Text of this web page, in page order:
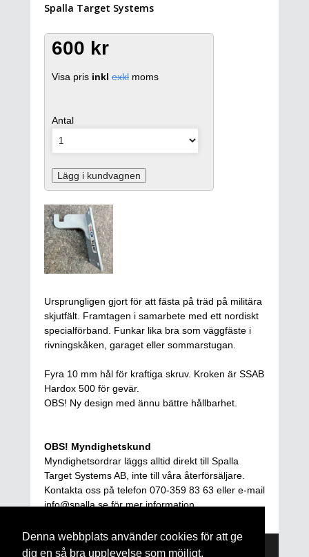
Denna webbplats använder cookies för att ge
dig en så bra upplevelse som möjligt.
Spalla Target Systems
600 kr
Visa pris inkl exkl moms
Antal
Lägg i kundvagnen
Ursprungligen gjort för att fästa på träd på militära
skjutfält. Framtagen i samarbete med ett nordiskt
specialförband. Funkar lika bra som väggfäste i
rivningskåken, garaget eller sommarstugan.
Fyra 10 mm hål för kraftiga skruv. Kroken är SSAB
Hardox 500 för gevär.
OBS! Ny design med ännu bättre hållbarhet.
OBS! Myndighetskund
Myndighetsordrar läggs alltid direkt till Spalla
Target Systems AB, inte till våra återförsäljare.
Kontakta oss på telefon 070-359 83 63 eller e-mail
info@spalla.se för mer information.